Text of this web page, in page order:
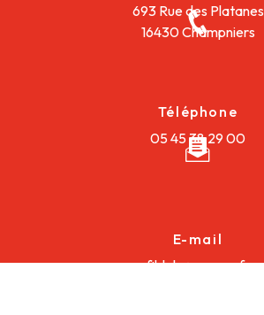
693 Rue des Platanes
16430 Champniers
Téléphone
05 45 38 29 00
E-mail
fildalu@orange.fr